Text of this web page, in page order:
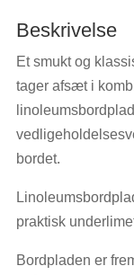
Beskrivelse
Et smukt og
tager afsæt i
bordet.
praktisk
Bordpladen er